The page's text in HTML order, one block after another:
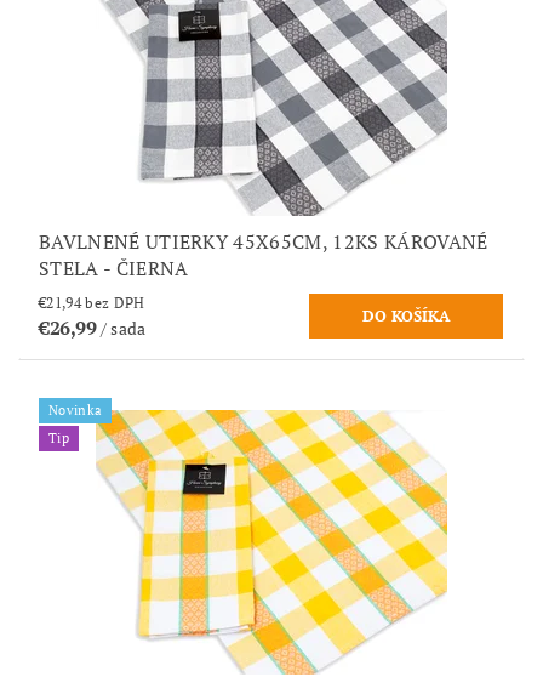
BAVLNENÉ UTIERKY 45X65CM, 12KS KÁROVANÉ
STELA - ČIERNA
€21,94 bez DPH
€26,99/ sada
Novinka
Tip